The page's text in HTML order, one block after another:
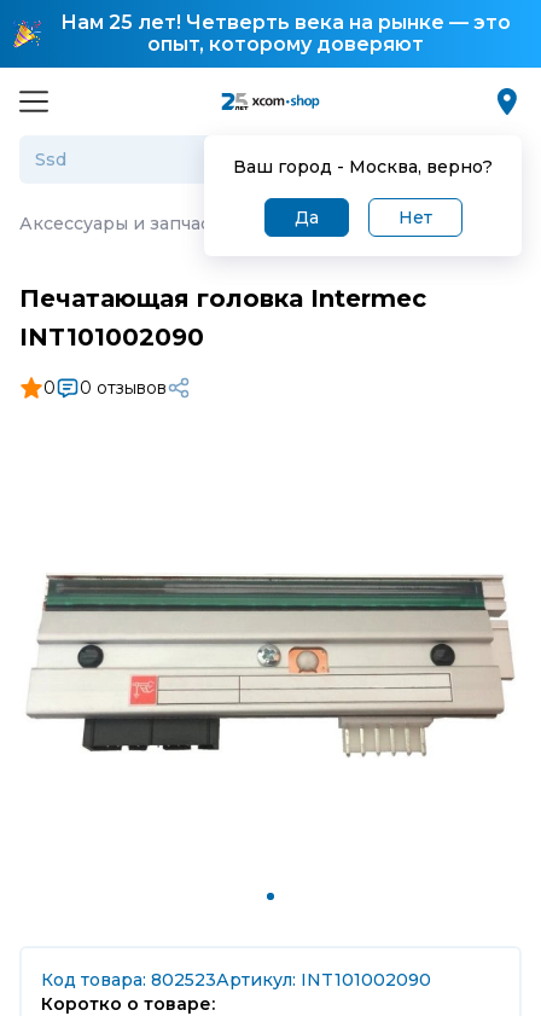
Нам 25 лет! Четверть века на рынке — это
опыт, которому доверяют
Ваш город - Москва, верно?
Да Нет
Аксессуары и запчасти для торгового оборудования
Печатающая головка Intermec
INT101002090
0 0 отзывов
Код товара: 802523Артикул: INT101002090
Коротко о товаре: